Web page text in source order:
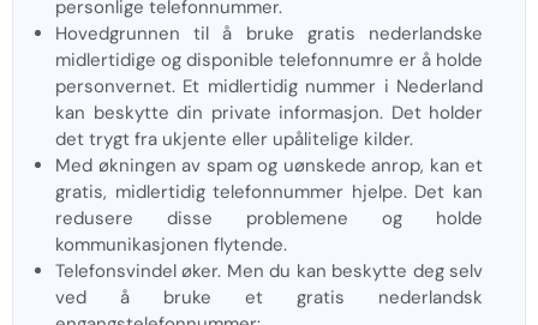
personlige telefonnummer.
Hovedgrunnen til å bruke gratis nederlandske
midlertidige og disponible telefonnumre er å holde
personvernet. Et midlertidig nummer i Nederland
kan beskytte din private informasjon. Det holder
det trygt fra ukjente eller upålitelige kilder.
Med økningen av spam og uønskede anrop, kan et
gratis, midlertidig telefonnummer hjelpe. Det kan
redusere disse problemene og holde
kommunikasjonen flytende.
Telefonsvindel øker. Men du kan beskytte deg selv
ved å bruke et gratis nederlandsk